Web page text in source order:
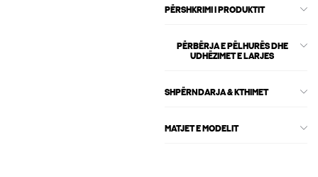
PËRSHKRIMI I PRODUKTIT
PËRBËRJA E PËLHURËS DHE
UDHËZIMET E LARJES
SHPËRNDARJA & KTHIMET
MATJET E MODELIT